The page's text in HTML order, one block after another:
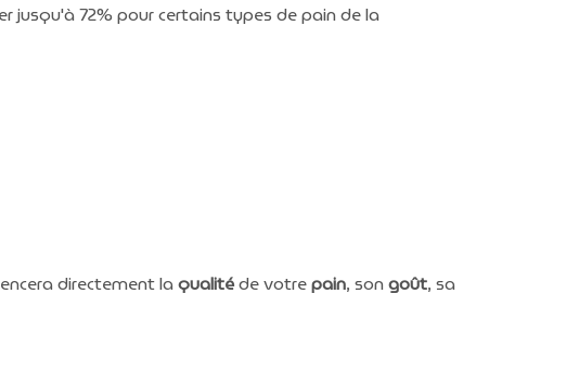
72% pour certains types de pain de la
directement laqualitéde votrepain, songoût, sa